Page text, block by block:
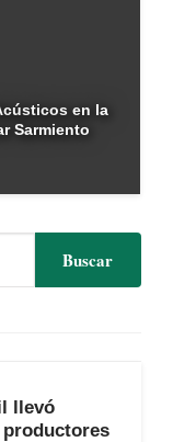
en la
Sarmiento
llevó